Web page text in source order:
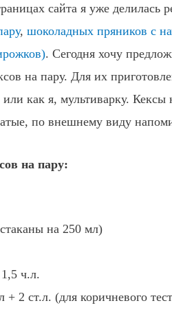
сайта я уже делилась
, шоколадных пряников с
. Сегодня хочу
на пару. Для их
как я, мультиварку. Кексы
по внешнему виду
на пару:
на 250 мл)
ч.л.
2 ст.л. (для коричневого